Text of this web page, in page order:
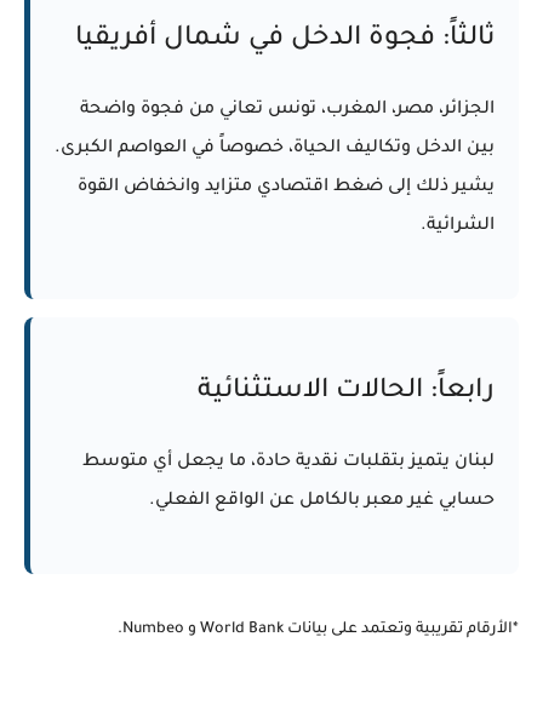
ثالثاً: فجوة الدخل في شمال أفريقيا
الجزائر، مصر، المغرب، تونس تعاني من فجوة واضحة
بين الدخل وتكاليف الحياة، خصوصاً في العواصم الكبرى.
يشير ذلك إلى ضغط اقتصادي متزايد وانخفاض القوة
الشرائية.
رابعاً: الحالات الاستثنائية
لبنان يتميز بتقلبات نقدية حادة، ما يجعل أي متوسط
حسابي غير معبر بالكامل عن الواقع الفعلي.
*الأرقام تقريبية وتعتمد على بيانات World Bank و Numbeo.